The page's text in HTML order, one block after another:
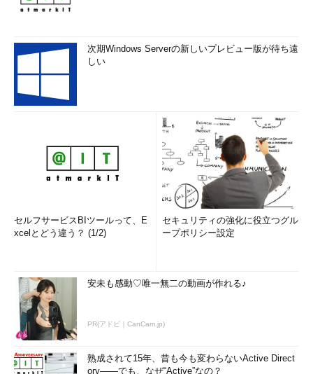
次期Windows Serverの新しいプレビュー版が待ち遠
しい
セルフサービスBIツールって、E
xcelとどう違う？ (1/2)
セキュリティの強化に役立つグル
ープポリシー設定
安未も感動♡唯一無二の動画が作れる♪
PR(アドビ｜CanCam.jp)
熟成されて15年、昔も今も変わらないActive Direct
ory――でも、なぜ“Active”なの？